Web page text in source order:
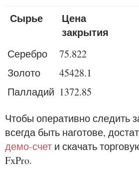
Сырье
Цена
закрытия
Серебро 75.822
Золото
45428.1
Палладий 1372.85
Чтобы оперативно следить
всегда быть наготове,
демо-счет и скачать
FxPro.